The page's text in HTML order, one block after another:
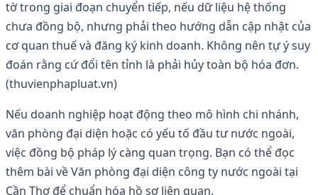
tờ trong giai đoạn chuyển tiếp, nếu dữ liệu hệ thống
chưa đồng bộ, nhưng phải theo hướng dẫn cập nhật của
cơ quan thuế và đăng ký kinh doanh. Không nên tự ý suy
đoán rằng cứ đổi tên tỉnh là phải hủy toàn bộ hóa đơn.
(thuvienphapluat.vn)
Nếu doanh nghiệp hoạt động theo mô hình chi nhánh,
văn phòng đại diện hoặc có yếu tố đầu tư nước ngoài,
việc đồng bộ pháp lý càng quan trọng. Bạn có thể đọc
thêm bài về Văn phòng đại diện công ty nước ngoài tại
Cần Thơ để chuẩn hóa hồ sơ liên quan.